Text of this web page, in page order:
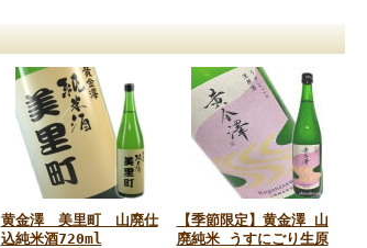
黄金澤 美里町 山廃仕
込純米酒720ml
【季節限定】黄金澤 山
廃純米 うすにごり生原